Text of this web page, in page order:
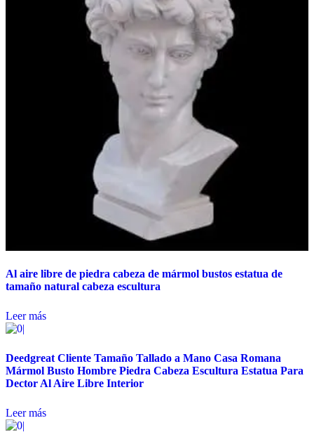
Al aire libre de piedra cabeza de mármol bustos estatua de
tamaño natural cabeza escultura
Leer más
Deedgreat Cliente Tamaño Tallado a Mano Casa Romana
Mármol Busto Hombre Piedra Cabeza Escultura Estatua Para
Dector Al Aire Libre Interior
Leer más